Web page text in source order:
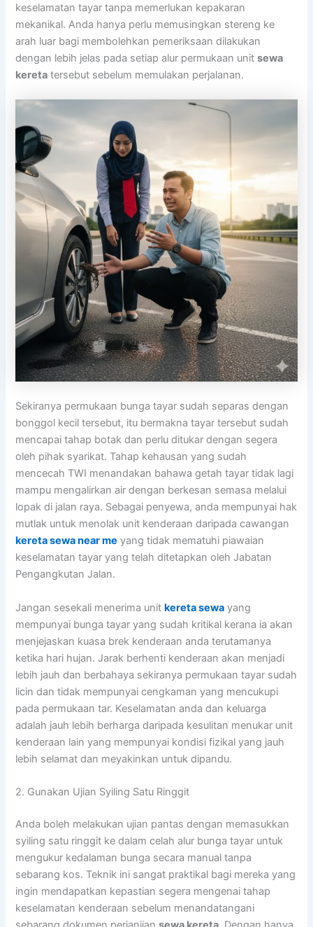
keselamatan tayar tanpa memerlukan kepakaran
mekanikal. Anda hanya perlu memusingkan stereng ke
arah luar bagi membolehkan pemeriksaan dilakukan
dengan lebih jelas pada setiap alur permukaan unitsewa
kereta tersebut sebelum memulakan perjalanan.
Sekiranya permukaan bunga tayar sudah separas dengan
bonggol kecil tersebut, itu bermakna tayar tersebut sudah
mencapai tahap botak dan perlu ditukar dengan segera
oleh pihak syarikat. Tahap kehausan yang sudah
mencecah TWI menandakan bahawa getah tayar tidak lagi
mampu mengalirkan air dengan berkesan semasa melalui
lopak di jalan raya. Sebagai penyewa, anda mempunyai hak
mutlak untuk menolak unit kenderaan daripada cawangan
kereta sewa near me yang tidak mematuhi piawaian
keselamatan tayar yang telah ditetapkan oleh Jabatan
Pengangkutan Jalan.
Jangan sesekali menerima unitkereta sewa yang
mempunyai bunga tayar yang sudah kritikal kerana ia akan
menjejaskan kuasa brek kenderaan anda terutamanya
ketika hari hujan. Jarak berhenti kenderaan akan menjadi
lebih jauh dan berbahaya sekiranya permukaan tayar sudah
licin dan tidak mempunyai cengkaman yang mencukupi
pada permukaan tar. Keselamatan anda dan keluarga
adalah jauh lebih berharga daripada kesulitan menukar unit
kenderaan lain yang mempunyai kondisi fizikal yang jauh
lebih selamat dan meyakinkan untuk dipandu.
2. Gunakan Ujian Syiling Satu Ringgit
Anda boleh melakukan ujian pantas dengan memasukkan
syiling satu ringgit ke dalam celah alur bunga tayar untuk
mengukur kedalaman bunga secara manual tanpa
sebarang kos. Teknik ini sangat praktikal bagi mereka yang
ingin mendapatkan kepastian segera mengenai tahap
keselamatan kenderaan sebelum menandatangani